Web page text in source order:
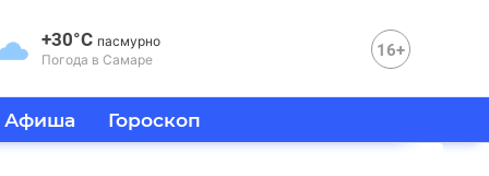
+30°C пасмурно
Погода в Самаре
16+
Афиша Гороскоп